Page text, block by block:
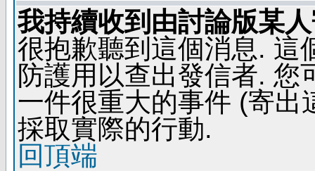
我持續收到由討論版某
很抱歉聽到這個消息. 這
防護用以查出發信者. 您
一件很重大的事件 (寄出
採取實際的行動.
回頂端